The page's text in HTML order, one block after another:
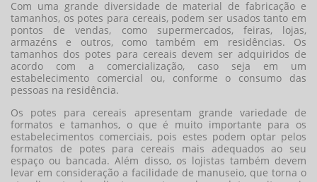
Com uma grande diversidade de material de fabricação e
tamanhos, os potes para cereais, podem ser usados tanto em
pontos de vendas, como supermercados, feiras, lojas,
armazéns e outros, como também em residências. Os
tamanhos dos potes para cereais devem ser adquiridos de
acordo com a comercialização, caso seja em um
estabelecimento comercial ou, conforme o consumo das
pessoas na residência.
Os potes para cereais apresentam grande variedade de
formatos e tamanhos, o que é muito importante para os
estabelecimentos comerciais, pois estes podem optar pelos
formatos de potes para cereais mais adequados ao seu
espaço ou bancada. Além disso, os lojistas também devem
levar em consideração a facilidade de manuseio, que torna o